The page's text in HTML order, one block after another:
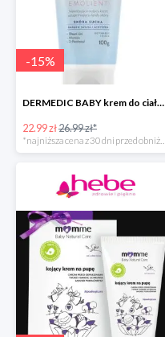
-15%
DERMEDIC BABY krem do ciała dla dzieci
22.99 zł26.99 zł*